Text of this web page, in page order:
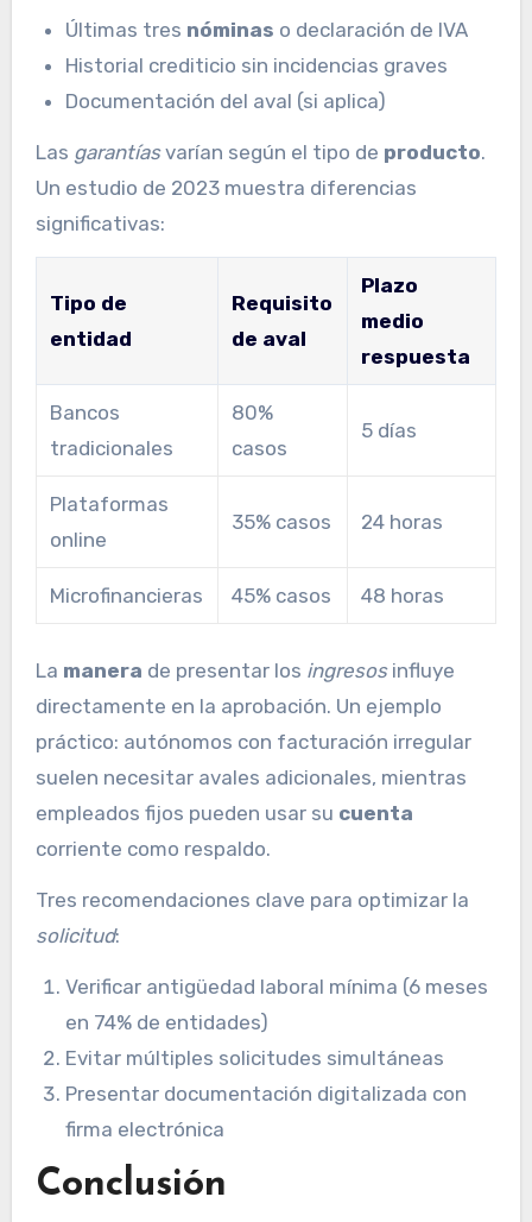
Últimas tres nóminas o declaración de IVA
Historial crediticio sin incidencias graves
Documentación del aval (si aplica)
Las garantíasvarían según el tipo de producto.
Un estudio de 2023 muestra diferencias
significativas:
Tipo de
entidad
Requisito
de aval
Plazo
medio
respuesta
Bancos
tradicionales
80%
casos
5 días
Plataformas
online
35% casos 24 horas
Microfinancieras 45% casos 48 horas
La manera de presentar los ingresosinfluye
directamente en la aprobación. Un ejemplo
práctico: autónomos con facturación irregular
suelen necesitar avales adicionales, mientras
empleados fijos pueden usar su cuenta
corriente como respaldo.
Tres recomendaciones clave para optimizar la
solicitud:
Verificar antigüedad laboral mínima (6 meses
en 74% de entidades)
Evitar múltiples solicitudes simultáneas
Presentar documentación digitalizada con
firma electrónica
Conclusión